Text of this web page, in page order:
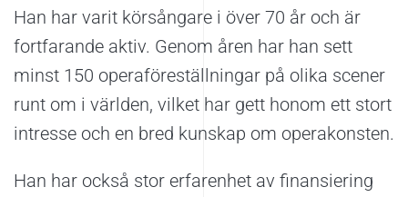
Han har varit körsångare i över 70 år och är
fortfarande aktiv. Genom åren har han sett
minst 150 operaföreställningar på olika scener
runt om i världen, vilket har gett honom ett stort
intresse och en bred kunskap om operakonsten.
Han har också stor erfarenhet av finansiering